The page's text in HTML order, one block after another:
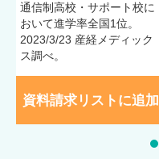
通信制⾼校・サポート校に
おいて進学率全国1位。
2023/3/23 産経メディック
ス調べ。
資料請求リストに追加